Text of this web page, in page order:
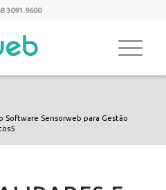
3091.9600
Software Sensorweb para Gestão